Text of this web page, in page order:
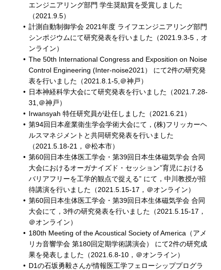
エンジニアリング部門 学生奨励賞を受賞しました
（2021.9.5）
計測自動制御学会 2021年度 ライフエンジニアリング部門
シンポジウムにて研究発表を行いました（2021.9.3-5，オ
ンライン）
The 50th International Congress and Exposition on Noise
Control Engineering (Inter-noise2021） にて2件の研究発
表を行いました（2021.8.1-5,＠神戸）
日本神経科学大会にて研究発表を行いました（2021.7.28-
31,＠神戸）
Irwansyah 特任研究員が赴任しました（2021.6.21）
第94回日本産業衛生学会学術大会にて，(株)フリッカーヘ
ルスマネジメントと共同研究発表を行いました
（2021.5.18-21，＠松本市）
第60回日本生体医工学会・第39回日本生体磁気学会 合同
大会におけるオーガナイズド・セッション”育児における
バリアフリーを工学的観点で捉える” にて，中川教授が招
待講演を行いました（2021.5.15-17，＠オンライン）
第60回日本生体医工学会・第39回日本生体磁気学会 合同
大会にて，3件の研究発表を行いました（2021.5.15-17，
＠オンライン）
180th Meeting of the Acoustical Society of America（アメ
リカ音響学会 第180回定期学術講演会） にて2件の研究成
果を発表しました（2021.6.8-10，＠オンライン）
D1の石坂勇毅さんが情報医工学フェローシッププログラ